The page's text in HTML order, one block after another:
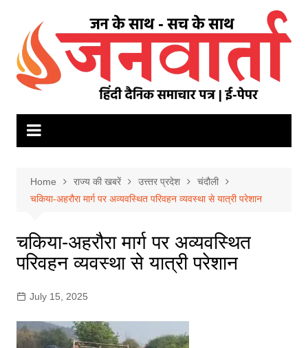
content
Home राज्य की खबरें उत्त्तर प्रदेश
चंदौली
चकिया-अहरौरा मार्ग पर अव्यवस्थित परिवहन व्यवस्था से यात्री परेशान
चकिया-अहरौरा मार्ग पर अव्यवस्थित
परिवहन व्यवस्था से यात्री परेशान
July 15, 2025